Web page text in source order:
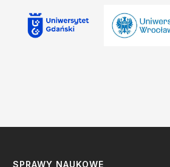
SPRAWY NAUKOWE